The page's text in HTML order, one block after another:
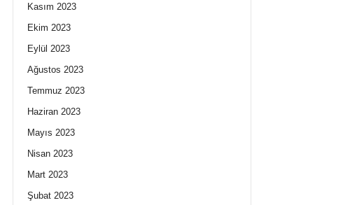
Kasım 2023
Ekim 2023
Eylül 2023
Ağustos 2023
Temmuz 2023
Haziran 2023
Mayıs 2023
Nisan 2023
Mart 2023
Şubat 2023